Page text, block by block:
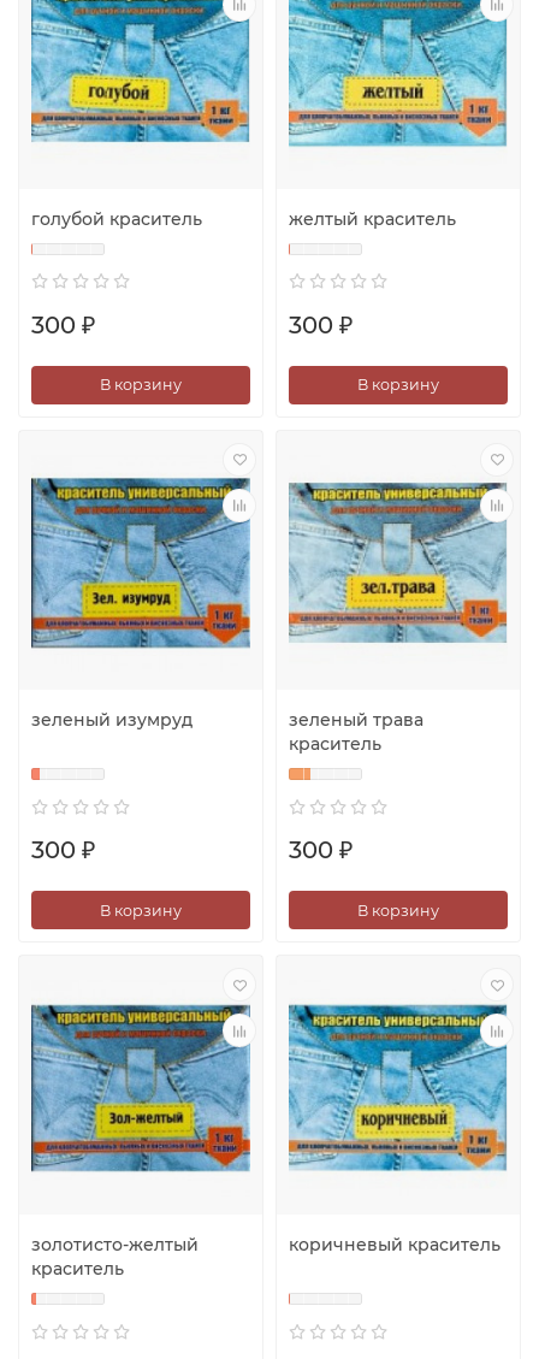
голубой краситель
300 ₽
В корзину
желтый краситель
300 ₽
В корзину
зеленый изумруд
300 ₽
В корзину
зеленый трава
краситель
300 ₽
В корзину
золотисто-желтый
краситель
коричневый краситель